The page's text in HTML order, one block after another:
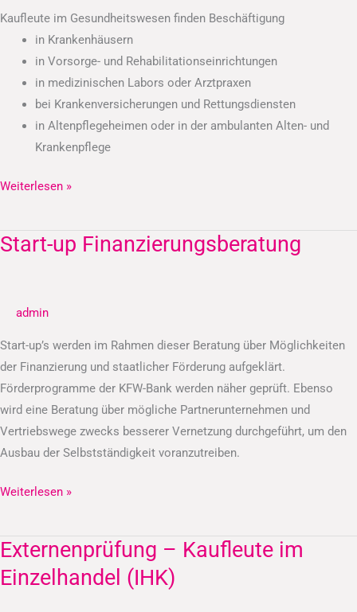
Kaufleute im Gesundheitswesen finden Beschäftigung
in Krankenhäusern
in Vorsorge- und Rehabilitationseinrichtungen
in medizinischen Labors oder Arztpraxen
bei Krankenversicherungen und Rettungsdiensten
in Altenpflegeheimen oder in der ambulanten Alten- und
Krankenpflege
Weiterlesen »
Start-up Finanzierungsberatung
admin
Start-up’s werden im Rahmen dieser Beratung über Möglichkeiten
der Finanzierung und staatlicher Förderung aufgeklärt.
Förderprogramme der KFW-Bank werden näher geprüft. Ebenso
wird eine Beratung über mögliche Partnerunternehmen und
Vertriebswege zwecks besserer Vernetzung durchgeführt, um den
Ausbau der Selbstständigkeit voranzutreiben.
Start-
Weiterlesen »
Externenprüfung – Kaufleute im
Einzelhandel (IHK)
Externenprüfung
–
Kaufleute